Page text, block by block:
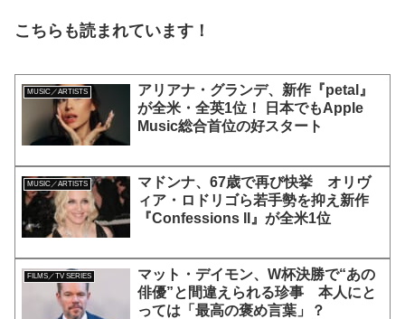
こちらも読まれています！
MUSIC／ARTISTS
アリアナ・グランデ、新作『petal』
が全米・全英1位！ 日本でもApple
Music総合首位の好スタート
MUSIC／ARTISTS
マドンナ、67歳で再び快挙 オリヴ
ィア・ロドリゴら若手勢を抑え新作
『Confessions II』が全米1位
FILMS／TV SERIES
マット・デイモン、W杯決勝で“あの
俳優”と間違えられる珍事 本人にと
っては「最高の褒め言葉」？